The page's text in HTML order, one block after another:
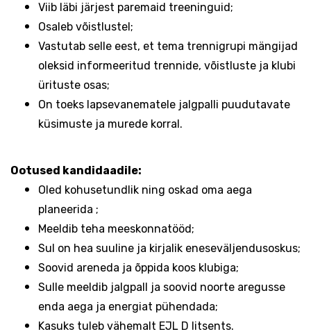
Viib läbi järjest paremaid treeninguid;
Osaleb võistlustel;
Vastutab selle eest, et tema trennigrupi mängijad
oleksid informeeritud trennide, võistluste ja klubi
ürituste osas;
On toeks lapsevanematele jalgpalli puudutavate
küsimuste ja murede korral.
Ootused kandidaadile:
Oled kohusetundlik ning oskad oma aega
planeerida ;
Meeldib teha meeskonnatööd;
Sul on hea suuline ja kirjalik eneseväljendusoskus;
Soovid areneda ja õppida koos klubiga;
Sulle meeldib jalgpall ja soovid noorte aregusse
enda aega ja energiat pühendada;
Kasuks tuleb vähemalt EJL D litsents.